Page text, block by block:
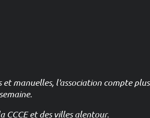
manuelles, l'association compte plus
CCCE et des villes alentour.